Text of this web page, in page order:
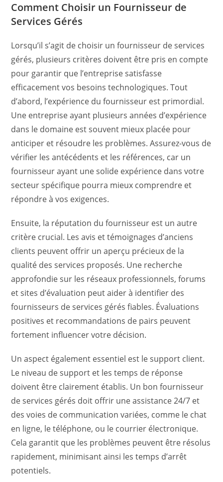
Comment Choisir un Fournisseur de
Services Gérés
Lorsqu’il s’agit de choisir un fournisseur de services
gérés, plusieurs critères doivent être pris en compte
pour garantir que l’entreprise satisfasse
efficacement vos besoins technologiques. Tout
d’abord, l’expérience du fournisseur est primordial.
Une entreprise ayant plusieurs années d’expérience
dans le domaine est souvent mieux placée pour
anticiper et résoudre les problèmes. Assurez-vous de
vérifier les antécédents et les références, car un
fournisseur ayant une solide expérience dans votre
secteur spécifique pourra mieux comprendre et
répondre à vos exigences.
Ensuite, la réputation du fournisseur est un autre
critère crucial. Les avis et témoignages d’anciens
clients peuvent offrir un aperçu précieux de la
qualité des services proposés. Une recherche
approfondie sur les réseaux professionnels, forums
et sites d’évaluation peut aider à identifier des
fournisseurs de services gérés fiables. Évaluations
positives et recommandations de pairs peuvent
fortement influencer votre décision.
Un aspect également essentiel est le support client.
Le niveau de support et les temps de réponse
doivent être clairement établis. Un bon fournisseur
de services gérés doit offrir une assistance 24/7 et
des voies de communication variées, comme le chat
en ligne, le téléphone, ou le courrier électronique.
Cela garantit que les problèmes peuvent être résolus
rapidement, minimisant ainsi les temps d’arrêt
potentiels.